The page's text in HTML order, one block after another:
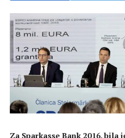
Za Sparkasse Bank 2016. bila